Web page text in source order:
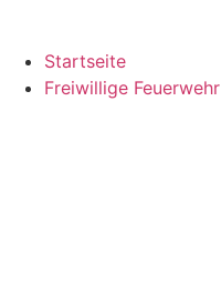
Startseite
Freiwillige Feuerwehr